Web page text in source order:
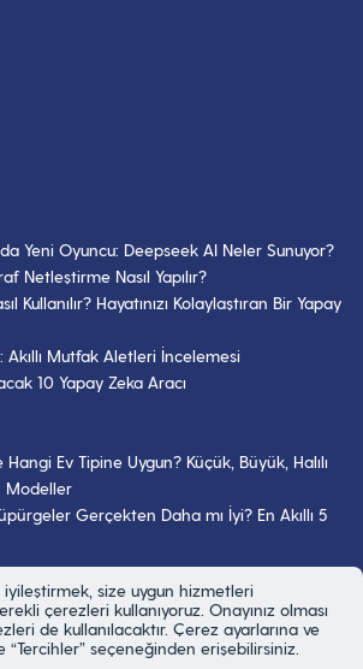
Yeni Oyuncu: Deepseek AI Neler Sunuyor?
Netleştirme Nasıl Yapılır?
Kullanılır? Hayatınızı Kolaylaştıran Bir Yapay
Mutfak Aletleri İncelemesi
10 Yapay Zeka Aracı
Ev Tipine Uygun? Küçük, Büyük, Halılı
Modeller
Gerçekten Daha mı İyi? En Akıllı 5